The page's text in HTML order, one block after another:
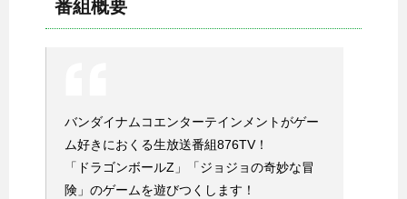
番組概要
バンダイナムコエンターテインメントがゲー
ム好きにおくる生放送番組876TV！
「ドラゴンボールZ」「ジョジョの奇妙な冒
険」のゲームを遊びつくします！